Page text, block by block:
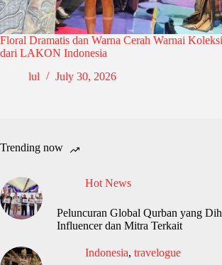
Floral Dramatis dan Warna Cerah Warnai
dari LAKON Indonesia
lul
July 30, 2026
Trending now
Hot News
Peluncuran Global Qurban yang
Influencer dan Mitra Terkait
Indonesia, travelogue